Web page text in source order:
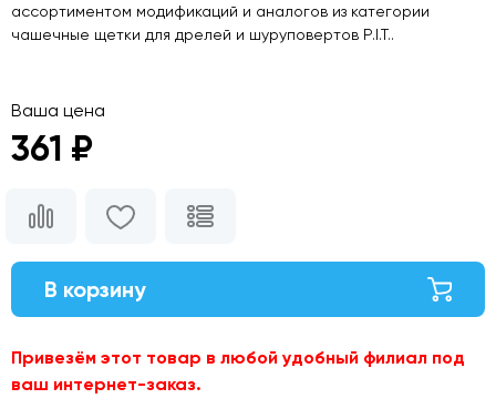
ассортиментом модификаций и аналогов из категории
чашечные щетки для дрелей и шуруповертов P.I.T..
Ваша цена
361 ₽
В корзину
Привезём этот товар в любой удобный филиал под
ваш интернет-заказ.